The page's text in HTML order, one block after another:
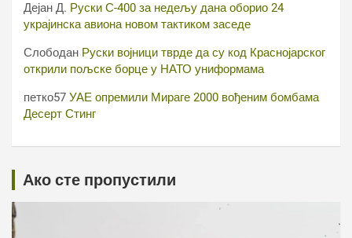
Дејан Д. Руски С-400 за недељу дана оборио 24
украјинска авиона новом тактиком заседе
Слободан Руски војници тврде да су код Краснојарског
открили пољске борце у НАТО униформама
петко57 УАЕ опремили Мираге 2000 вођеним бомбама
Десерт Стинг
Ако сте пропустили